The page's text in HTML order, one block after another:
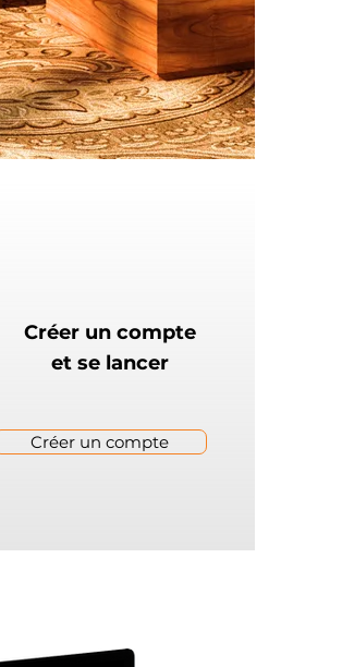
Créer un compte
et se lancer
Créer un compte